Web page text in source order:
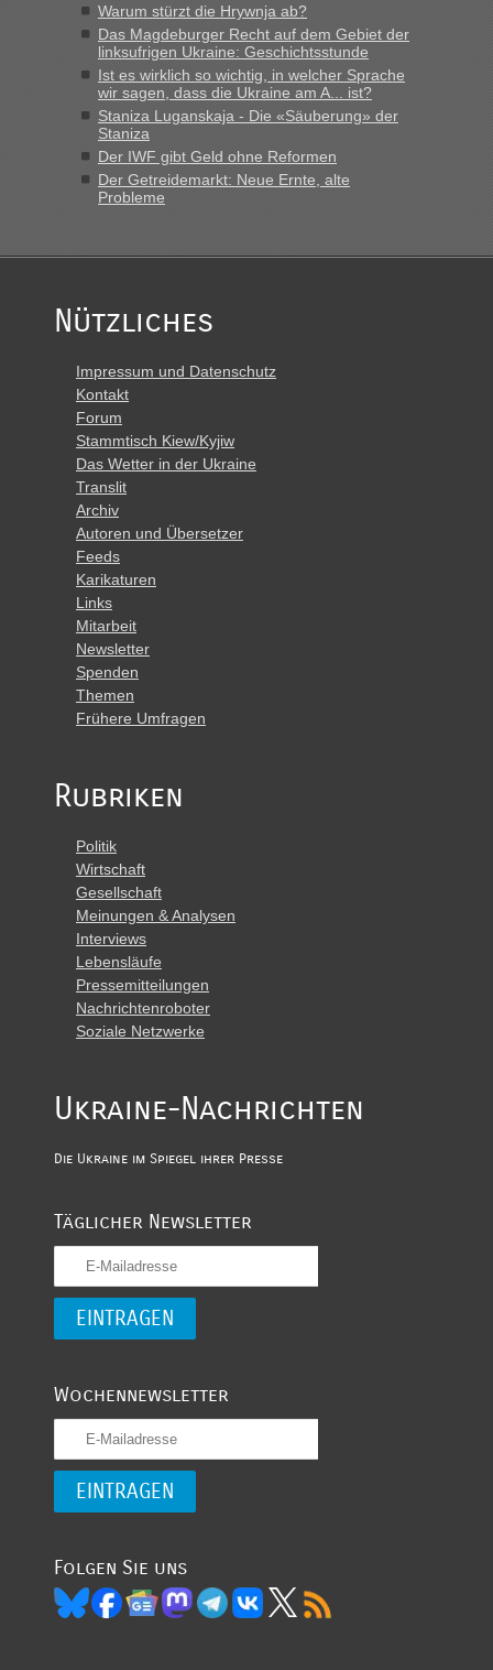
Warum stürzt die Hrywnja ab?
Das Magdeburger Recht auf dem Gebiet der
linksufrigen Ukraine: Geschichtsstunde
Ist es wirklich so wichtig, in welcher Sprache
wir sagen, dass die Ukraine am A... ist?
Staniza Luganskaja - Die «Säuberung» der
Staniza
Der IWF gibt Geld ohne Reformen
Der Getreidemarkt: Neue Ernte, alte
Probleme
Nützliches
Impressum und Datenschutz
Kontakt
Forum
Stammtisch Kiew/Kyjiw
Das Wetter in der Ukraine
Translit
Archiv
Autoren und Übersetzer
Feeds
Karikaturen
Links
Mitarbeit
Newsletter
Spenden
Themen
Frühere Umfragen
Rubriken
Politik
Wirtschaft
Gesellschaft
Meinungen & Analysen
Interviews
Lebensläufe
Pressemitteilungen
Nachrichtenroboter
Soziale Netzwerke
Ukraine-Nachrichten
Die Ukraine im Spiegel ihrer Presse
Täglicher Newsletter
Wochennewsletter
Folgen Sie uns